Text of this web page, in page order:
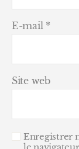
E-mail *
Site web
Enregistrer